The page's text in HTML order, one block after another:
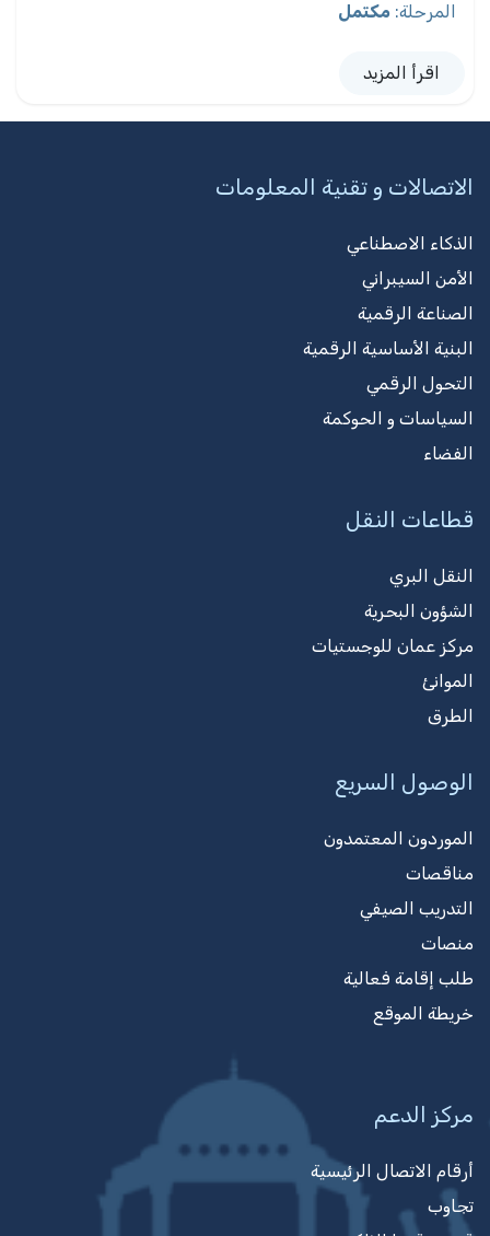
المرحلة: مكتمل
اقرأ المزيد
الاتصالات و تقنية المعلومات
الذكاء الاصطناعي
الأمن السيبراني
الصناعة الرقمية
البنية الأساسية الرقمية
التحول الرقمي
السياسات و الحوكمة
الفضاء
قطاعات النقل
النقل البري
الشؤون البحرية
مركز عمان للوجستيات
الموانئ
الطرق
الوصول السريع
الموردون المعتمدون
مناقصات
التدريب الصيفي
منصات
طلب إقامة فعالية
خريطة الموقع
مركز الدعم
أرقام الاتصال الرئيسية
تجاوب